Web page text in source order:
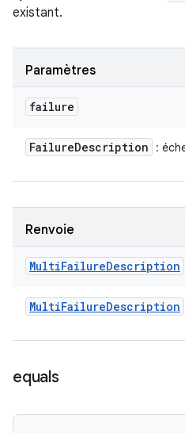
existant.
Paramètres
failure
FailureDescription :
Renvoie
MultiFailureDescription
MultiFailureDescription
equals